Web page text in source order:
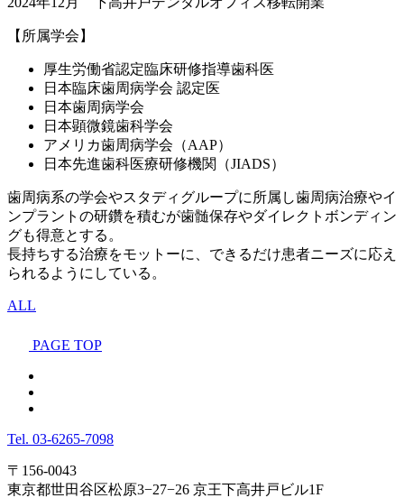
【所属学会】
厚生労働省認定臨床研修指導歯科医
日本臨床歯周病学会 認定医
日本歯周病学会
日本顕微鏡歯科学会
アメリカ歯周病学会（AAP）
日本先進歯科医療研修機関（JIADS）
歯周病系の学会やスタディグループに所属し歯周病治療やイ
ンプラントの研鑽を積むが歯髄保存やダイレクトボンディン
グも得意とする。
長持ちする治療をモットーに、できるだけ患者ニーズに応え
られるようにしている。
ALL
PAGE TOP
Tel. 03-6265-7098
〒156-0043
東京都世田谷区松原3−27−26 京王下高井戸ビル1F